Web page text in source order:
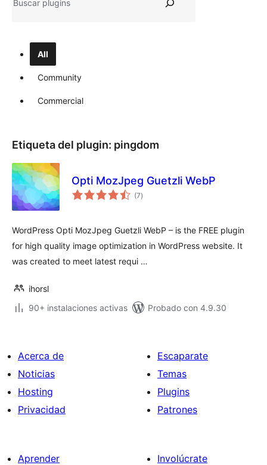
All
Community
Commercial
Etiqueta del plugin: pingdom
Opti MozJpeg Guetzli WebP
(7total
de
)
WordPress Opti MozJpeg Guetzli WebP – is the FREE plugin
for high quality image optimization in WordPress website. It
was created to meet latest requi …
ihorsl
90+ instalaciones activas
Probado con 4.9.30
Acerca de
Noticias
Hosting
Privacidad
Escaparate
Temas
Plugins
Patrones
Aprender
Involúcrate